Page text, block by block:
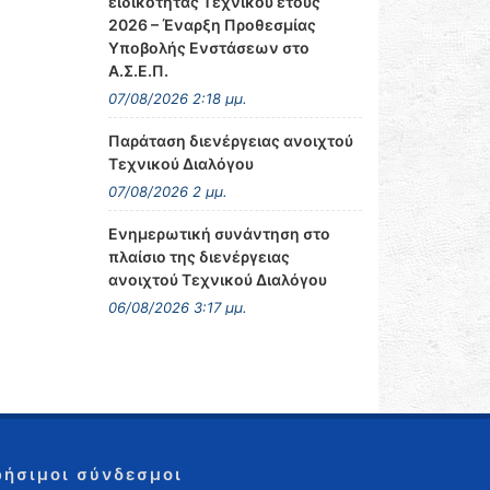
2026 – Έναρξη Προθεσμίας
Υποβολής Ενστάσεων στο
Α.Σ.Ε.Π.
07/08/2026 2:18 μμ.
Παράταση διενέργειας ανοιχτού
Τεχνικού Διαλόγου
07/08/2026 2 μμ.
Ενημερωτική συνάντηση στο
πλαίσιο της διενέργειας
ανοιχτού Τεχνικού Διαλόγου
06/08/2026 3:17 μμ.
σύνδεσμοι